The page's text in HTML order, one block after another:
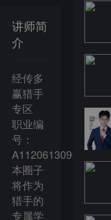
讲师简
介
经传多
赢猎手
专区
职业编
号：
A1120613090012，
本圈子
将作为
猎手的
专属学